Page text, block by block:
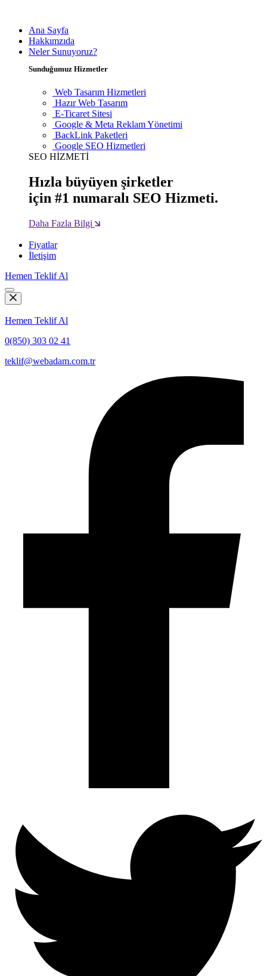
Ana Sayfa
Hakkımzıda
Neler Sunuyoruz?
Sunduğumuz Hizmetler
Web Tasarım Hizmetleri
Hazır Web Tasarım
E-Ticaret Sitesi
Google & Meta Reklam Yönetimi
BackLink Paketleri
Google SEO Hizmetleri
SEO HİZMETİ
Hızla büyüyen şirketler
için #1 numaralı SEO Hizmeti.
Daha Fazla Bilgi
Fiyatlar
İletişim
Hemen Teklif Al
Hemen Teklif Al
0(850) 303 02 41
teklif@webadam.com.tr